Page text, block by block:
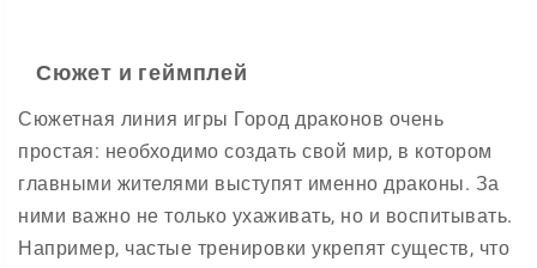
Сюжет и геймплей
Сюжетная линия игры Город драконов очень
простая: необходимо создать свой мир, в котором
главными жителями выступят именно драконы. За
ними важно не только ухаживать, но и воспитывать.
Например, частые тренировки укрепят существ, что